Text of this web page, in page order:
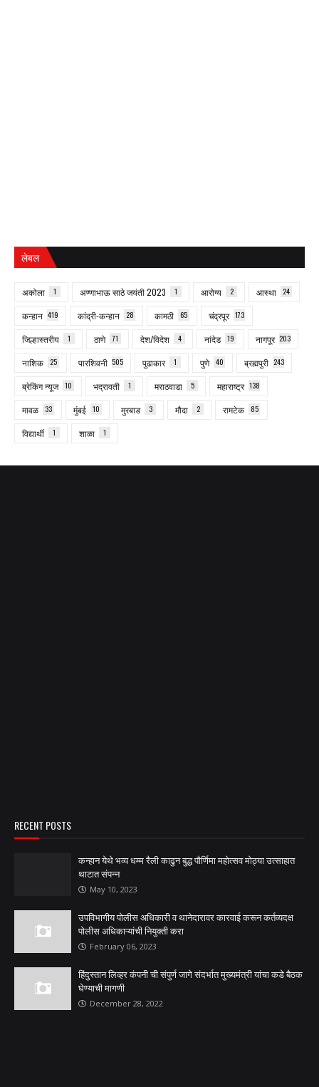
लेबल
अकोला 1 अण्णाभाऊ साठे जयंती 2023 1 आरोग्य 2 आस्था 24
कन्हान 419 कांद्री-कन्हान 28 कामठी 65 चंद्रपूर 173
जिल्हास्तरीय 1 ठाणे 71 देश/विदेश 4 नांदेड 19 नागपूर 203
नाशिक 25 पारशिवनी 505 पुढाकार 1 पुणे 40 ब्रह्मपुरी 243
ब्रेकिंग न्यूज 10 भद्रावती 1 मराठवाडा 5 महाराष्ट्र 138
मावळ 33 मुंबई 10 मुरबाड 3 मौदा 2 रामटेक 85
विद्यार्थी 1 शाळा 1
RECENT POSTS
कन्हान येथे भव्य धम्म रैली काढुन बुद्ध पौर्णिमा महोत्सव मोठ्या उत्साहात
थाटात संपन्न
May 10, 2023
उपविभागीय पोलीस अधिकारी व थानेदारावर कारवाई करून कर्तव्यदक्ष
पोलीस अधिकाऱ्यांची नियुक्ती करा
February 06, 2023
हिंदुस्तान लिव्हर कंपनी ची संपुर्ण जागे संदर्भात मुख्यमंत्री यांचा कडे बैठक
घेण्याची मागणी
December 28, 2022